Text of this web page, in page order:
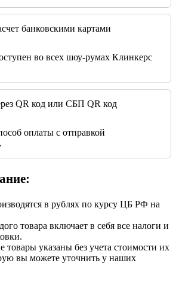
банковскими картами
во всех шоу-румах Клинкерс
QR код или СБП QR код
оплаты с отправкой
в рублях по курсу ЦБ РФ на
товара включает в себя все налоги и
указаны без учета стоимости их
вы можете уточнить у наших